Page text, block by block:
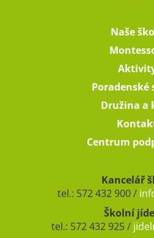
Naše
Poradenské
Družina a
Centrum
Kancelář
tel.: 572 432 900 /
Školní
tel.: 572 432 925 /